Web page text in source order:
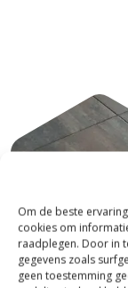
Om de beste
cookies om
raadplegen. Door in
gegevens zoals
geen toestemming